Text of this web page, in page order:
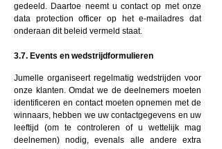
gedeeld. Daartoe neemt u contact op met onze
data protection officer op het e-mailadres dat
onderaan dit beleid vermeld staat.
3.7. Events en wedstrijdformulieren
Jumelle organiseert regelmatig wedstrijden voor
onze klanten. Omdat we de deelnemers moeten
identificeren en contact moeten opnemen met de
winnaars, hebben we uw contactgegevens en uw
leeftijd (om te controleren of u wettelijk mag
deelnemen) nodig, evenals alle andere extra